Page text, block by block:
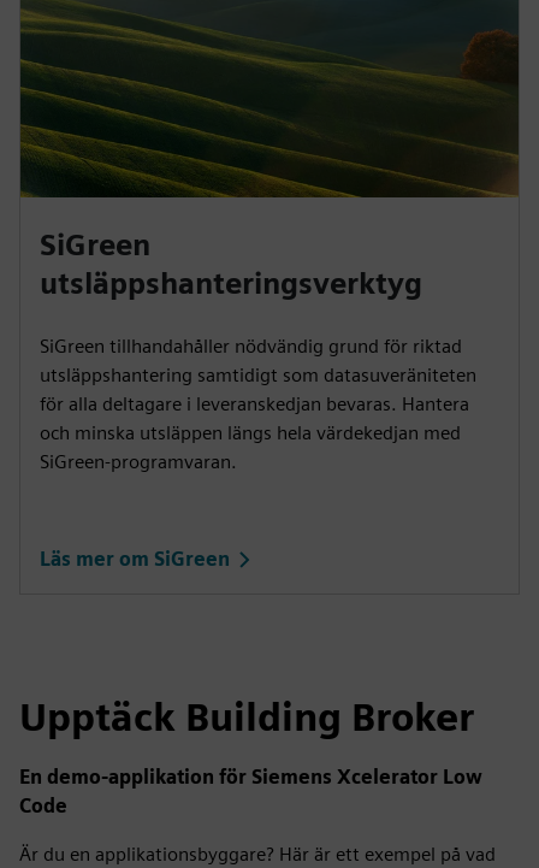
SiGreen
utsläppshanteringsverktyg
SiGreen tillhandahåller nödvändig grund för riktad
utsläppshantering samtidigt som datasuveräniteten
för alla deltagare i leveranskedjan bevaras. Hantera
och minska utsläppen längs hela värdekedjan med
SiGreen-programvaran.
Läs mer om SiGreen
Upptäck Building Broker
En demo-applikation för Siemens Xcelerator Low
Code
Är du en applikationsbyggare? Här är ett exempel på vad